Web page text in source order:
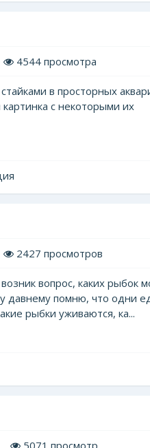
4544 просмотра
в просторных
с некоторыми их
2427 просмотров
вопрос, каких рыбок
давнему помню, что одни
рыбки уживаются, ка...
5071 просмотр